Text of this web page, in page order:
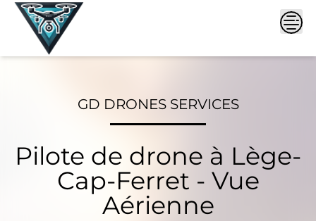
Skip
GD DRONES SERVICES
Pilote de drone à Lège-
Cap-Ferret - Vue
Aérienne